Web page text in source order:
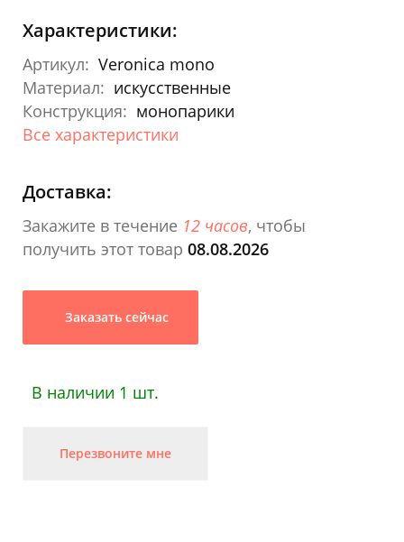
Характеристики:
Артикул: Veronica mono
Материал: искусственные
Конструкция: монопарики
Все характеристики
Доставка:
Закажите в течение 12 часов, чтобы
получить этот товар 08.08.2026
Заказать сейчас
В наличии 1 шт.
Перезвоните мне